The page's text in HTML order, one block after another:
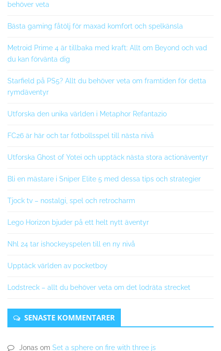
v
:
behöver veta
Bästa gaming fåtölj för maxad komfort och spelkänsla
Metroid Prime 4 är tillbaka med kraft: Allt om Beyond och vad
du kan förvänta dig
Starfield på PS5? Allt du behöver veta om framtiden för detta
rymdäventyr
Utforska den unika världen i Metaphor Refantazio
FC26 är här och tar fotbollsspel till nästa nivå
Utforska Ghost of Yotei och upptäck nästa stora actionäventyr
Bli en mästare i Sniper Elite 5 med dessa tips och strategier
Tjock tv – nostalgi, spel och retrocharm
Lego Horizon bjuder på ett helt nytt äventyr
Nhl 24 tar ishockeyspelen till en ny nivå
Upptäck världen av pocketboy
Lodstreck – allt du behöver veta om det lodräta strecket
SENASTE KOMMENTARER
Jonas om Set a sphere on fire with three js